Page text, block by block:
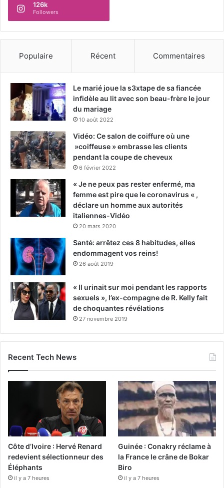
126k
Followers
Populaire Récent Commentaires
Le marié joue la s3xtape de sa fiancée
infidèle au lit avec son beau-frère le jour
du mariage
10 août 2022
Vidéo: Ce salon de coiffure où une
»coiffeuse » embrasse les clients
pendant la coupe de cheveux
6 février 2022
« Je ne peux pas rester enfermé, ma
femme est pire que le coronavirus « ,
déclare un homme aux autorités
italiennes-Vidéo
20 mars 2020
Santé: arrêtez ces 8 habitudes, elles
endommagent vos reins!
26 août 2019
« Il urinait sur moi pendant les rapports
sexuels », l’ex-compagne de R. Kelly fait
de choquantes révélations
27 novembre 2019
Recent Tech News
Côte d’Ivoire : Hervé Renard
redevient sélectionneur des
Éléphants
il y a 7 heures
Guinée : Conakry réclame à
la France le crâne de Bokar
Biro
il y a 7 heures